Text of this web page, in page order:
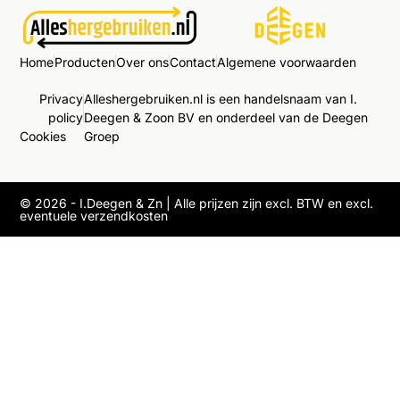
HomeProductenOver onsContactAlgemene voorwaarden
Privacy
policy
Cookies
Alleshergebruiken.nl is een handelsnaam van I.
Deegen & Zoon BV en onderdeel van de Deegen
Groep
© 2026 - I.Deegen & Zn | Alle prijzen zijn excl. BTW en excl.
eventuele verzendkosten